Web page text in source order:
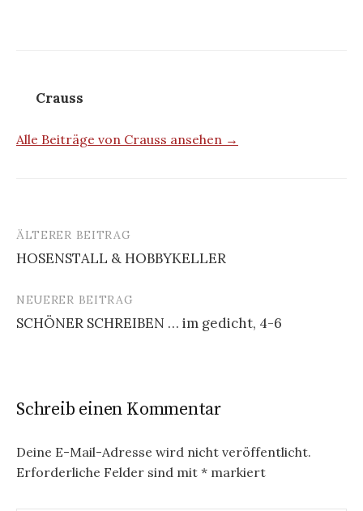
Crauss
Alle Beiträge von Crauss ansehen →
Beitrags-
Navigation
ÄLTERER BEITRAG
HOSENSTALL & HOBBYKELLER
NEUERER BEITRAG
SCHÖNER SCHREIBEN … im gedicht, 4-6
Schreib einen Kommentar
Deine E-Mail-Adresse wird nicht veröffentlicht.
Erforderliche Felder sind mit * markiert